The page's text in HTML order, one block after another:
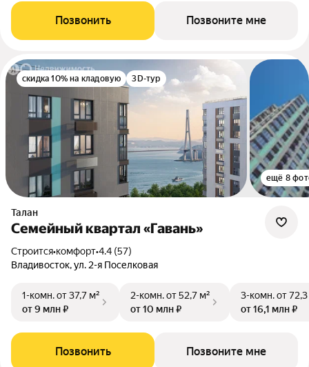
Позвонить Позвоните мне
скидка 10% на кладовую 3D-тур
ещё 8
Талан
Семейный квартал «Гавань»
Строится•комфорт•4.4 (57)
Владивосток, ул. 2-я Поселковая
1-комн.от 37,7 м²
от 9 млн ₽
2-комн.от 52,7 м²
от 10 млн ₽
3-комн.от
от 16,1 млн ₽
Позвонить Позвоните мне